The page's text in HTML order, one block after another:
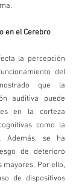
en el Cerebro
la percepción
del
que la
auditiva puede
en la corteza
como la
Además, se ha
de deterioro
mayores. Por ello,
de dispositivos